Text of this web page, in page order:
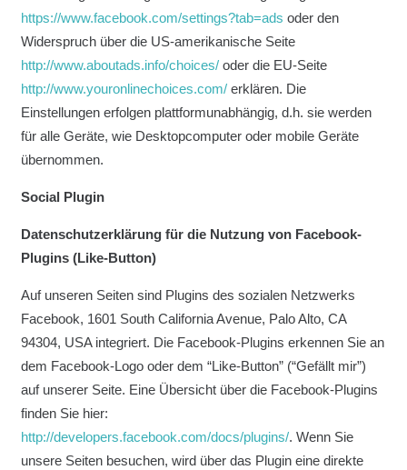
https://www.facebook.com/settings?tab=ads oder den
Widerspruch über die US-amerikanische Seite
http://www.aboutads.info/choices/oder die EU-Seite
http://www.youronlinechoices.com/erklären. Die
Einstellungen erfolgen plattformunabhängig, d.h. sie werden
für alle Geräte, wie Desktopcomputer oder mobile Geräte
übernommen.
Social Plugin
Datenschutzerklärung für die Nutzung von Facebook-
Plugins (Like-Button)
Auf unseren Seiten sind Plugins des sozialen Netzwerks
Facebook, 1601 South California Avenue, Palo Alto, CA
94304, USA integriert. Die Facebook-Plugins erkennen Sie an
dem Facebook-Logo oder dem “Like-Button” (“Gefällt mir”)
auf unserer Seite. Eine Übersicht über die Facebook-Plugins
finden Sie hier:
http://developers.facebook.com/docs/plugins/. Wenn Sie
unsere Seiten besuchen, wird über das Plugin eine direkte